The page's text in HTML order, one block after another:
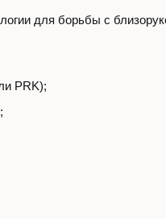
для борьбы с
PRK);